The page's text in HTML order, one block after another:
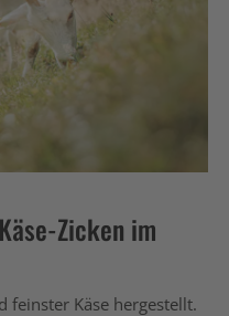
Zicken im
feinster Käse hergestellt.